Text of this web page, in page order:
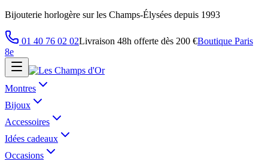
Bijouterie horlogère sur les Champs-Élysées depuis 1993
01 40 76 02 02Livraison 48h offerte dès 200 €Boutique Paris
8e
Montres
Bijoux
Accessoires
Idées cadeaux
Occasions